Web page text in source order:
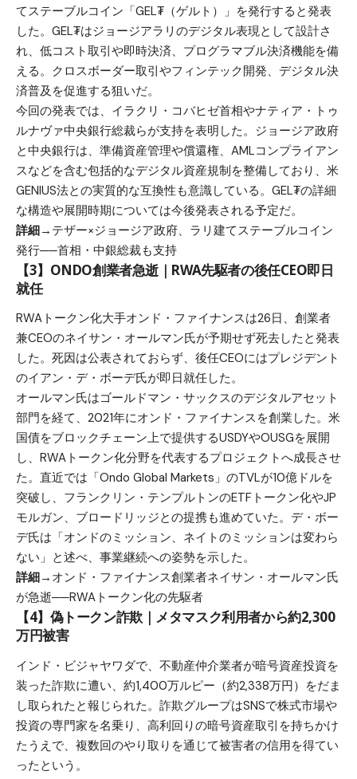
てステーブルコイン「GEL₮（ゲルト）」を発行すると発表
した。GEL₮はジョージアラリのデジタル表現として設計さ
れ、低コスト取引や即時決済、プログラマブル決済機能を備
える。クロスボーダー取引やフィンテック開発、デジタル決
済普及を促進する狙いだ。
今回の発表では、イラクリ・コバヒゼ首相やナティア・トゥ
ルナヴァ中央銀行総裁らが支持を表明した。ジョージア政府
と中央銀行は、準備資産管理や償還権、AMLコンプライアン
スなどを含む包括的なデジタル資産規制を整備しており、米
GENIUS法との実質的な互換性も意識している。GEL₮の詳細
な構造や展開時期については今後発表される予定だ。
詳細→ テザー×ジョージア政府、ラリ建てステーブルコイン
発行──首相・中銀総裁も支持
【3】ONDO創業者急逝｜RWA先駆者の後任CEO即日
就任
RWAトークン化大手オンド・ファイナンスは26日、創業者
兼CEOのネイサン・オールマン氏が予期せず死去したと発表
した。死因は公表されておらず、後任CEOにはプレジデント
のイアン・デ・ボーデ氏が即日就任した。
オールマン氏はゴールドマン・サックスのデジタルアセット
部門を経て、2021年にオンド・ファイナンスを創業した。米
国債をブロックチェーン上で提供するUSDYやOUSGを展開
し、RWAトークン化分野を代表するプロジェクトへ成長させ
た。直近では「Ondo Global Markets」のTVLが10億ドルを
突破し、フランクリン・テンプルトンのETFトークン化やJP
モルガン、ブロードリッジとの提携も進めていた。デ・ボー
デ氏は「オンドのミッション、ネイトのミッションは変わら
ない」と述べ、事業継続への姿勢を示した。
詳細→ オンド・ファイナンス創業者ネイサン・オールマン氏
が急逝──RWAトークン化の先駆者
【4】偽トークン詐欺｜メタマスク利用者から約2,300
万円被害
インド・ビジャヤワダで、不動産仲介業者が暗号資産投資を
装った詐欺に遭い、約1,400万ルピー（約2,338万円）をだま
し取られたと報じられた。詐欺グループはSNSで株式市場や
投資の専門家を名乗り、高利回りの暗号資産取引を持ちかけ
たうえで、複数回のやり取りを通じて被害者の信用を得てい
ったという。